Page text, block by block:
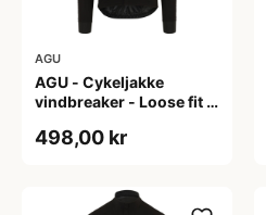
AGU
AGU - Cykeljakke
vindbreaker - Loose fit -
498,00 kr